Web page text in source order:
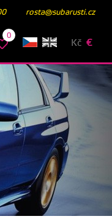
rosta@subarusti.cz
0
Kč €